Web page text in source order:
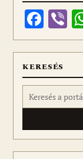
KERESÉS
Keresés: